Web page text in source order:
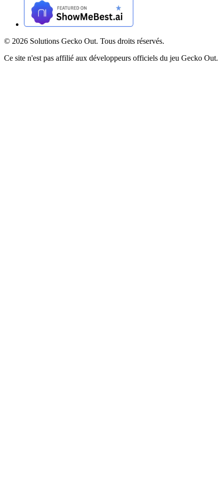
© 2026 Solutions Gecko Out. Tous droits réservés.
Ce site n'est pas affilié aux développeurs officiels du jeu Gecko Out.